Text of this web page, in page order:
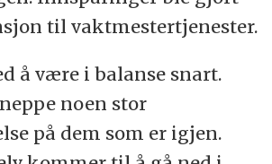
til vaktmestertjenester.
å være i balanse snart.
noen stor
på dem som er igjen.